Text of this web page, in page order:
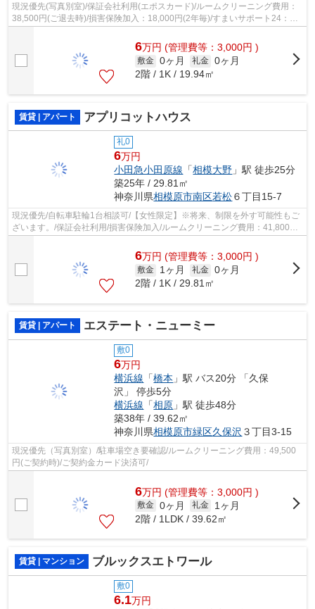
現況優先(写真別室)/保証会社利用(エポスカード)/ルームクリーニング費用：
38,500円(ご退去時)/損害保険加入：18,000円(2年毎)/すまいサポート24：
1,100円（月額）
6万円 (管理費等：3,000円 )
敷金 0ヶ月 礼金 0ヶ月
2階 / 1K / 19.94㎡
賃貸 | アパート アプリコットハウス
礼0
6万円
小田急小田原線 「相模大野 」駅 徒歩25分
築25年 / 29.81㎡
神奈川県相模原市南区若松６丁目15-7
現況優先/自転車駐輪1台相談可/【女性限定】※将来、制限を外す可能性もご
ざいます。/保証会社利用/損害保険加入/ルームクリーニング費用：41,800円
(ご退去時)/
6万円 (管理費等：3,000円 )
敷金 1ヶ月 礼金 0ヶ月
2階 / 1K / 29.81㎡
賃貸 | アパート エステート・ニューミー
敷0
6万円
横浜線 「橋本 」駅 バス20分 「久保
沢」 停歩5分
横浜線 「相原 」駅 徒歩48分
築38年 / 39.62㎡
神奈川県相模原市緑区久保沢 ３丁目3-15
現況優先（写真別室）/駐車場空き要確認/ルームクリーニング費用：49,500
円(ご契約時)/ご契約金カード決済可/
6万円 (管理費等：3,000円 )
敷金 0ヶ月 礼金
1ヶ月
2階 / 1LDK / 39.62㎡
賃貸 | マンション ブルックスエトワール
敷0
6.1万円